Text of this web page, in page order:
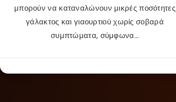
μπορούν να καταναλώνουν μικρές ποσότητες
γάλακτος και γιαουρτιού χωρίς σοβαρά
συμπτώματα, σύμφωνα…